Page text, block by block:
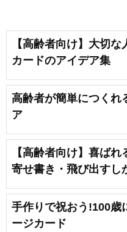
【高齢者向け】大切
カードのアイデア集
高齢者が簡単につくれ
ア
【高齢者向け】喜ばれ
寄せ書き・飛び出すし
手作りで祝おう!100歳
ージカード